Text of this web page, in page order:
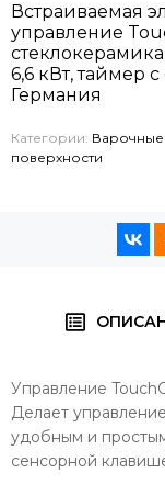
Встраиваемая
управление
6,6 кВт, таймер
Германия
Категории: Варочные
поверхности
Управление
Делает
удобным и
сенсорной